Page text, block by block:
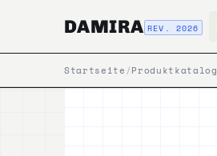
DAMIRA REV. 2026
Startseite /Produktkatalog